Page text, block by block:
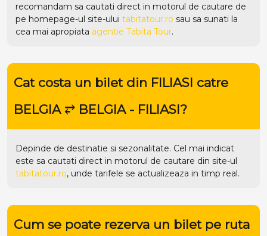
recomandam sa cautati direct in motorul de cautare de
pe homepage-ul site-ului tabitatour.ro sau sa sunati la
cea mai apropiata agentie Tabita Tour.
Cat costa un bilet din FILIASI catre
BELGIA ⥂ BELGIA - FILIASI?
Depinde de destinatie si sezonalitate. Cel mai indicat
este sa cautati direct in motorul de cautare din site-ul
tabitatour.ro, unde tarifele se actualizeaza in timp real.
Cum se poate rezerva un bilet pe ruta